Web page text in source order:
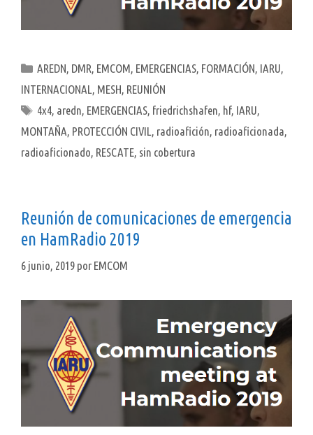
Categorías
AREDN DMR EMCOM EMERGENCIAS FORMACIÓN IARU
INTERNACIONAL
MESH REUNIÓN
Etiquetas
4x4 aredn EMERGENCIAS friedrichshafen hf, IARU
MONTAÑA PROTECCIÓN CIVIL radioafición radioaficionada
radioaficionado RESCATE sin cobertura
Reunión de comunicaciones de emergencia
en HamRadio 2019
6 junio, 2019 por EMCOM